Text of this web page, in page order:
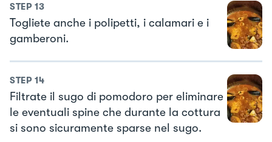
STEP 13
Togliete anche i polipetti, i calamari e i
gamberoni.
STEP 14
Filtrate il sugo di pomodoro per eliminare
le eventuali spine che durante la cottura
si sono sicuramente sparse nel sugo.